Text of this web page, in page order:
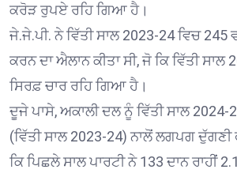
ਕਰੋੜ ਰੁਪਏ ਰਹਿ ਗਿਆ ਹੈ।
ਜੇ.ਜੇ.ਪੀ. ਨੇ ਵਿੱਤੀ ਸਾਲ 2023-24 ਵਿਚ 245
ਕਰਨ ਦਾ ਐਲਾਨ ਕੀਤਾ ਸੀ, ਜੋ ਕਿ ਵਿੱਤੀ
ਸਿਰਫ਼ ਚਾਰ ਰਹਿ ਗਿਆ ਹੈ।
ਦੂਜੇ ਪਾਸੇ, ਅਕਾਲੀ ਦਲ ਨੂੰ ਵਿੱਤੀ ਸਾਲ 2024-
(ਵਿੱਤੀ ਸਾਲ 2023-24) ਨਾਲੋਂ ਲਗਪਗ ਦੁੱਗਣੀ
ਕਿ ਪਿਛਲੇ ਸਾਲ ਪਾਰਟੀ ਨੇ 133 ਦਾਨ ਰਾਹੀਂ